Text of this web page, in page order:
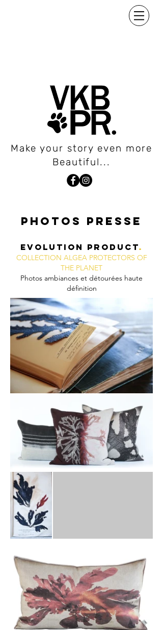
Make your story even more
Beautiful...
PHOTOS PRESSE
EVOLUTION PRODUCT.
COLLECTION ALGEA PROTECTORS OF
THE PLANET
Photos ambiances et détourées haute
définition